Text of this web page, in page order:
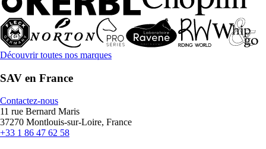
Découvrir toutes nos marques
SAV en France
Contactez-nous
11 rue Bernard Maris
37270 Montlouis-sur-Loire, France
+33 1 86 47 62 58